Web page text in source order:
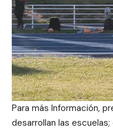
Para más Información,
desarrollan las